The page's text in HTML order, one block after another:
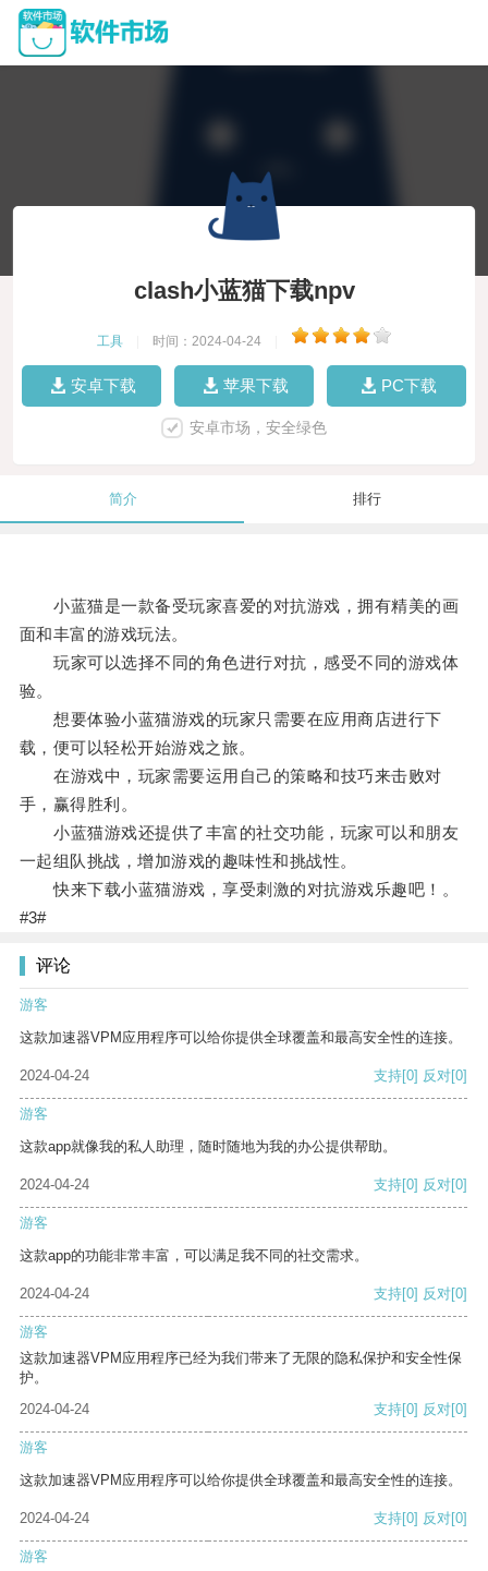
clash小蓝猫下载npv
工具 时间：2024-04-24
安卓下载 苹果下载 PC下载
安卓市场，安全绿色
简介 排行
小蓝猫是一款备受玩家喜爱的对抗游戏，拥有精美的画
面和丰富的游戏玩法。
玩家可以选择不同的角色进行对抗，感受不同的游戏体
验。
想要体验小蓝猫游戏的玩家只需要在应用商店进行下
载，便可以轻松开始游戏之旅。
在游戏中，玩家需要运用自己的策略和技巧来击败对
手，赢得胜利。
小蓝猫游戏还提供了丰富的社交功能，玩家可以和朋友
一起组队挑战，增加游戏的趣味性和挑战性。
快来下载小蓝猫游戏，享受刺激的对抗游戏乐趣吧！。
#3#
评论
游客
这款加速器VPM应用程序可以给你提供全球覆盖和最高安全性的连接。
2024-04-24 支持[0] 反对[0]
游客
这款app就像我的私人助理，随时随地为我的办公提供帮助。
2024-04-24 支持[0] 反对[0]
游客
这款app的功能非常丰富，可以满足我不同的社交需求。
2024-04-24 支持[0] 反对[0]
游客
这款加速器VPM应用程序已经为我们带来了无限的隐私保护和安全性保
护。
2024-04-24
支持[0] 反对[0]
游客
这款加速器VPM应用程序可以给你提供全球覆盖和最高安全性的连接。
2024-04-24 支持[0] 反对[0]
游客